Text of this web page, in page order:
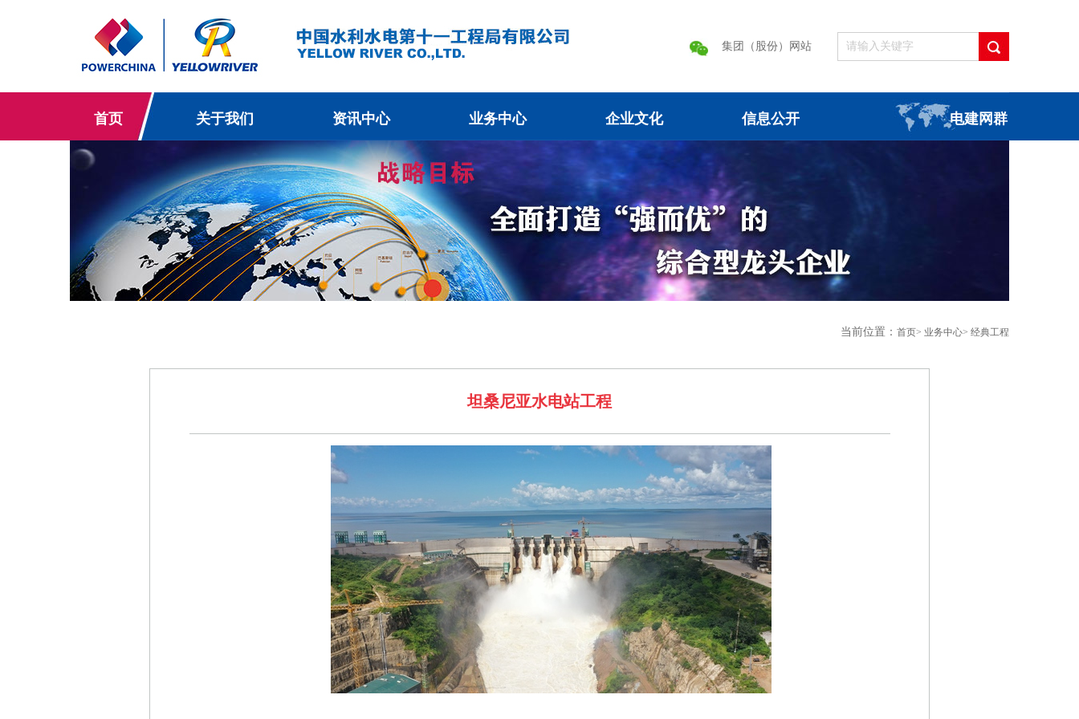
集团（股份）网站
首页 关于我们 资讯中心 业务中心 企业文化 信息公开 电建网群
当前位置： 首页> 业务中心> 经典工程
坦桑尼亚水电站工程